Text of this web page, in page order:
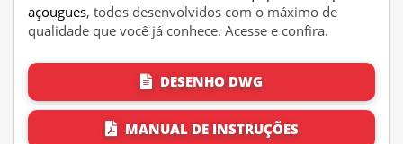
açougues, todos desenvolvidos com o máximo de
qualidade que você já conhece. Acesse e confira.
DESENHO DWG
MANUAL DE INSTRUÇÕES